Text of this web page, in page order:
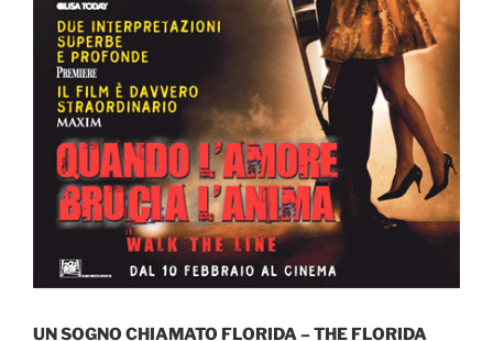
UN SOGNO CHIAMATO FLORIDA – THE FLORIDA